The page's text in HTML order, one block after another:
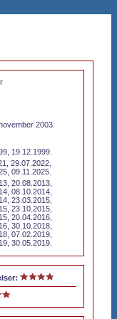
2003
19.12.1999.
29.07.2022,
09.11.2025.
20.08.2013,
08.10.2014,
23.03.2015,
23.10.2015,
20.04.2016,
30.10.2018,
07.02.2019,
30.05.2019.